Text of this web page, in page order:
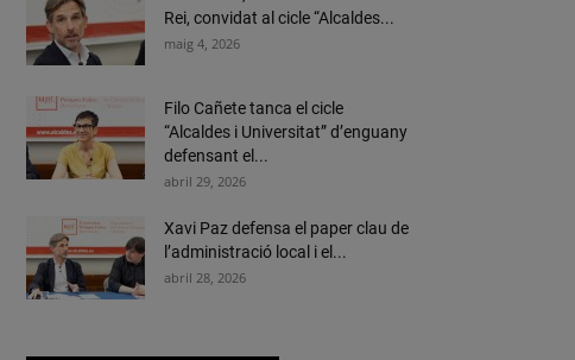
Rei, convidat al cicle “Alcaldes...
maig 4, 2026
Filo Cañete tanca el cicle
“Alcaldes i Universitat” d’enguany
defensant el...
abril 29, 2026
Xavi Paz defensa el paper clau de
l’administració local i el...
abril 28, 2026